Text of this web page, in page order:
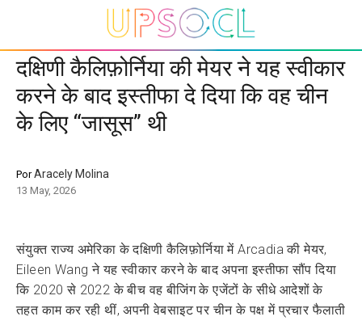
दक्षिणी कैलिफ़ोर्निया की मेयर ने यह स्वीकार
करने के बाद इस्तीफा दे दिया कि वह चीन
के लिए “जासूस” थी
PorAracely Molina
13 May, 2026
संयुक्त राज्य अमेरिका के दक्षिणी कैलिफ़ोर्निया में Arcadia की मेयर,
Eileen Wang ने यह स्वीकार करने के बाद अपना इस्तीफा सौंप दिया
कि 2020 से 2022 के बीच वह बीजिंग के एजेंटों के सीधे आदेशों के
तहत काम कर रही थीं, अपनी वेबसाइट पर चीन के पक्ष में प्रचार फैलाती